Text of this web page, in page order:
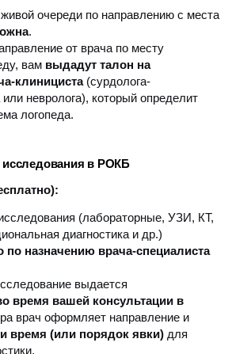
очереди по направлению с места
.
от врача по месту
вам выдадут талон на
клинициста(сурдолога-
или невролога), который определит
логопеда.
исследования в РОКБ
(лабораторные, УЗИ, КТ,
диагностика и др.)
по назначению врача-специалиста
выдается
время вашей консультации в
врач оформляет направление и
время (или порядок явки) для